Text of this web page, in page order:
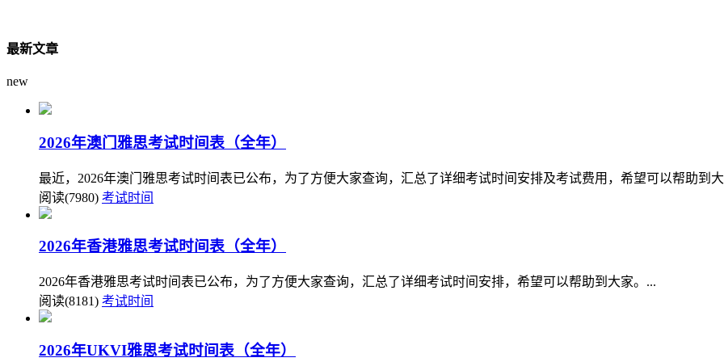
最新文章
new
2026年澳门雅思考试时间表（全年）
最近，2026年澳门雅思考试时间表已公布，为了方便大家查询，汇总了详细考试时间安排及考试费用，希望可以帮助到
阅读(7980) 考试时间
2026年香港雅思考试时间表（全年）
2026年香港雅思考试时间表已公布，为了方便大家查询，汇总了详细考试时间安排，希望可以帮助到大家。...
阅读(8181) 考试时间
2026年UKVI雅思考试时间表（全年）